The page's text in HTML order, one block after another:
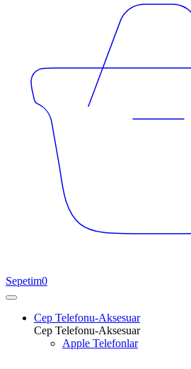
Sepetim0
Cep Telefonu-Aksesuar
Cep Telefonu-Aksesuar
Apple Telefonlar